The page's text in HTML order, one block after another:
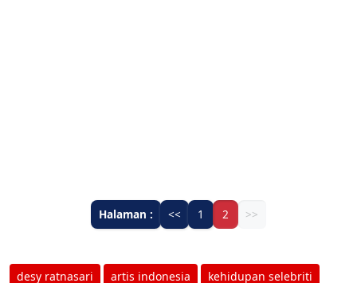
Halaman : << 1 2 >>
desy ratnasari artis indonesia kehidupan selebriti